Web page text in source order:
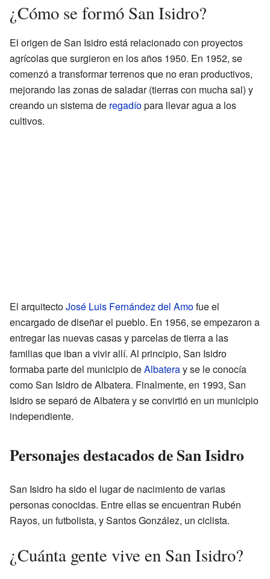
¿Cómo se formó San Isidro?
El origen de San Isidro está relacionado con proyectos
agrícolas que surgieron en los años 1950. En 1952, se
comenzó a transformar terrenos que no eran productivos,
mejorando las zonas de saladar (tierras con mucha sal) y
creando un sistema de regadíopara llevar agua a los
cultivos.
El arquitectoJosé Luis Fernández del Amofue el
encargado de diseñar el pueblo. En 1956, se empezaron a
entregar las nuevas casas y parcelas de tierra a las
familias que iban a vivir allí. Al principio, San Isidro
formaba parte del municipio deAlbateray se le conocía
como San Isidro de Albatera. Finalmente, en 1993, San
Isidro se separó de Albatera y se convirtió en un municipio
independiente.
Personajes destacados de San Isidro
San Isidro ha sido el lugar de nacimiento de varias
personas conocidas. Entre ellas se encuentran Rubén
Rayos, un futbolista, y Santos González, un ciclista.
¿Cuánta gente vive en San Isidro?